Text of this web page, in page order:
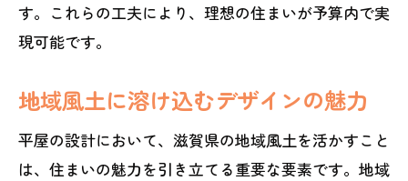
す。これらの工夫により、理想の住まいが予算内で実
現可能です。
地域風土に溶け込むデザインの魅力
平屋の設計において、滋賀県の地域風土を活かすこと
は、住まいの魅力を引き立てる重要な要素です。地域